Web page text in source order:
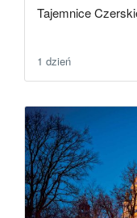
Tajemnice
1 dzień